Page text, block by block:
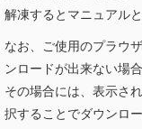
解凍するとマニュアル
なお、ご使用のプラウ
ンロードが出来ない場
その場合には、表示さ
択することでダウンロ